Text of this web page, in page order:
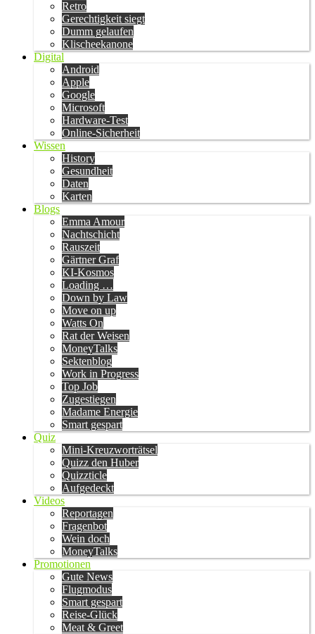
Retro
Gerechtigkeit siegt
Dumm gelaufen
Klischeekanone
Digital
Android
Apple
Google
Microsoft
Hardware-Test
Online-Sicherheit
Wissen
History
Gesundheit
Daten
Karten
Blogs
Emma Amour
Nachtschicht
Rauszeit
Gärtner Graf
KI-Kosmos
Loading …
Down by Law
Move on up
Watts On
Rat der Weisen
MoneyTalks
Sektenblog
Work in Progress
Top Job
Zugestiegen
Madame Energie
Smart gespart
Quiz
Mini-Kreuzworträtsel
Quizz den Huber
Quizzticle
Aufgedeckt
Videos
Reportagen
Fragenbot
Wein doch
MoneyTalks
Promotionen
Gute News
Flugmodus
Smart gespart
Reise-Glück
Meat & Greet